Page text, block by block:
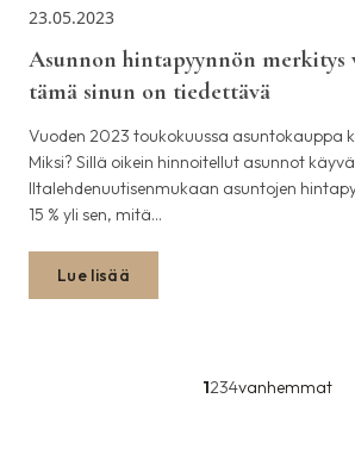
23.05.2023
Asunnon hintapyynnön merkitys
tämä sinun on tiedettävä
Vuoden 2023 toukokuussa asuntokauppa
Miksi? Sillä oikein hinnoitellut asunnot
Iltalehdenuutisenmukaan asuntojen
15 % yli sen, mitä…
Lue lisää
1234vanhemmat